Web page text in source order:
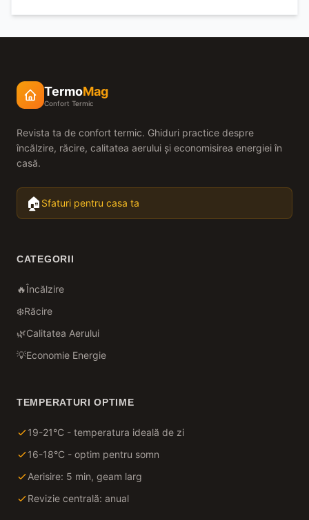
TermoMag
Confort Termic
Revista ta de confort termic. Ghiduri practice despre
încălzire, răcire, calitatea aerului și economisirea energiei în
casă.
🏠 Sfaturi pentru casa ta
CATEGORII
🔥Încălzire
❄️Răcire
🌿Calitatea Aerului
💡Economie Energie
TEMPERATURI OPTIME
19-21°C - temperatura ideală de zi
16-18°C - optim pentru somn
Aerisire: 5 min, geam larg
Revizie centrală: anual